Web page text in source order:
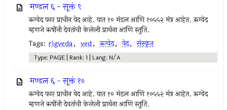
मण्डल ६ - सूक्तं ९
ऋग्वेद फार प्राचीन वेद आहे. यात १० मंडल आणि १०५५२ मंत्र आहेत. ऋग्वेद
म्हणजे ऋषींनी देवतांची केलेली प्रार्थना आणि स्तुति.
Tags: rigveda, ved, ऋग्वेद, वेद, संस्कृत
Type: PAGE | Rank: 1 | Lang: N/A
मण्डल ६ - सूक्तं १०
ऋग्वेद फार प्राचीन वेद आहे. यात १० मंडल आणि १०५५२ मंत्र आहेत. ऋग्वेद
म्हणजे ऋषींनी देवतांची केलेली प्रार्थना आणि स्तुति.